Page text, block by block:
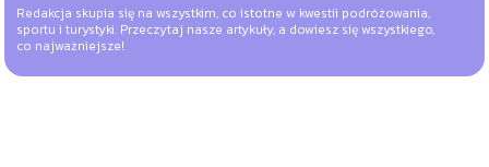
Redakcja skupia się na wszystkim, co istotne w kwestii podróżowania,
sportu i turystyki. Przeczytaj nasze artykuły, a dowiesz się wszystkiego,
co najważniejsze!